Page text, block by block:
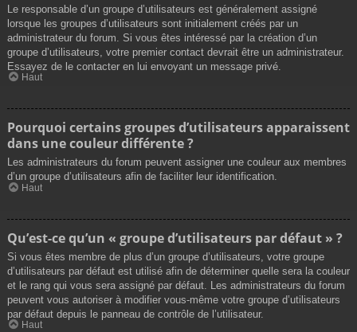
Le responsable d’un groupe d’utilisateurs est généralement assigné
lorsque les groupes d’utilisateurs sont initialement créés par un
administrateur du forum. Si vous êtes intéressé par la création d’un
groupe d’utilisateurs, votre premier contact devrait être un administrateur.
Essayez de le contacter en lui envoyant un message privé.
Haut
Pourquoi certains groupes d’utilisateurs apparaissent
dans une couleur différente ?
Les administrateurs du forum peuvent assigner une couleur aux membres
d’un groupe d’utilisateurs afin de faciliter leur identification.
Haut
Qu’est-ce qu’un « groupe d’utilisateurs par défaut » ?
Si vous êtes membre de plus d’un groupe d’utilisateurs, votre groupe
d’utilisateurs par défaut est utilisé afin de déterminer quelle sera la couleur
et le rang qui vous sera assigné par défaut. Les administrateurs du forum
peuvent vous autoriser à modifier vous-même votre groupe d’utilisateurs
par défaut depuis le panneau de contrôle de l’utilisateur.
Haut